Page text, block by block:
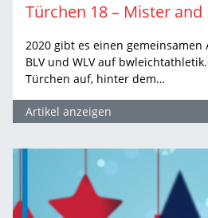
Türchen 18 – Mister
2020 gibt es einen gemeinsamen
BLV und WLV auf
Türchen auf, hinter dem…
Artikel anzeigen